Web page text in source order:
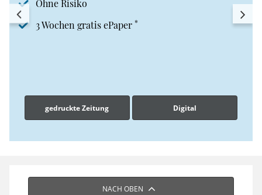
Ohne Risiko
3 Wochen gratis ePaper *
gedruckte Zeitung Digital
NACH OBEN